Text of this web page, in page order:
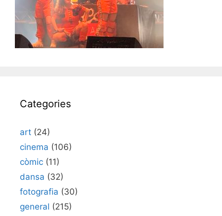
Categories
art (24)
cinema (106)
còmic (11)
dansa (32)
fotografia (30)
general (215)